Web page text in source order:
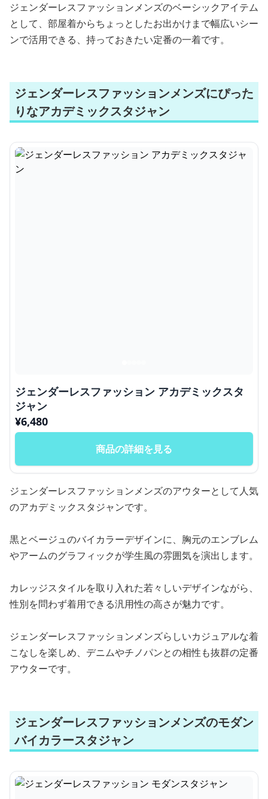
ジェンダーレスファッションメンズのベーシックアイテム
として、部屋着からちょっとしたお出かけまで幅広いシー
ンで活用できる、持っておきたい定番の一着です。
ジェンダーレスファッションメンズにぴった
りなアカデミックスタジャン
ジェンダーレスファッション アカデミックスタ
ジャン
¥6,480
商品の詳細を見る
ジェンダーレスファッションメンズのアウターとして人気
のアカデミックスタジャンです。
黒とベージュのバイカラーデザインに、胸元のエンブレム
やアームのグラフィックが学生風の雰囲気を演出します。
カレッジスタイルを取り入れた若々しいデザインながら、
性別を問わず着用できる汎用性の高さが魅力です。
ジェンダーレスファッションメンズらしいカジュアルな着
こなしを楽しめ、デニムやチノパンとの相性も抜群の定番
アウターです。
ジェンダーレスファッションメンズのモダン
バイカラースタジャン